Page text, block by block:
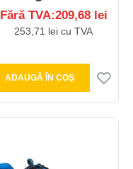
Fără TVA:209,68 lei
253,71 lei cu TVA
ADAUGĂ ÎN COŞ